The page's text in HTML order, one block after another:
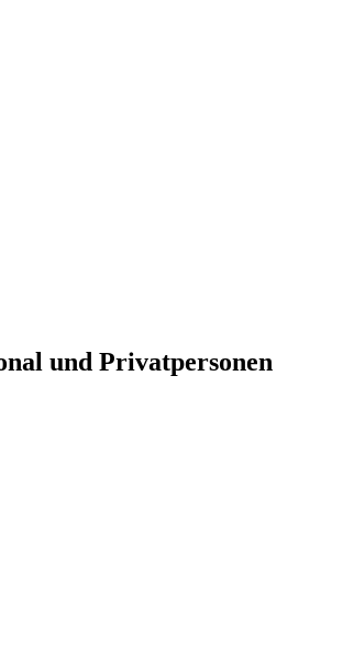
und Privatpersonen